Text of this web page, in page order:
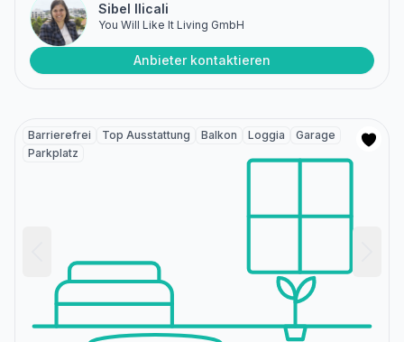
Sibel Ilicali
You Will Like It Living GmbH
Anbieter kontaktieren
Barrierefrei Top Ausstattung Balkon Loggia
Garage
Parkplatz